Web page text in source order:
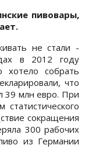
пивовары,
не стали -
в 2012 году
хотело собрать
что
39 млн евро. При
сокращения
300 рабочих
из Германии